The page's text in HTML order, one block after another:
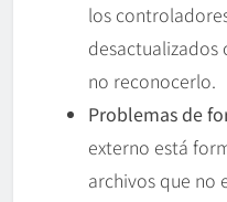
los
no reconocerlo.
Problemas de
externo está
archivos que no